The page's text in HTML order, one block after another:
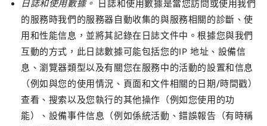
日誌和使用數據。
日誌和使用數據是當您訪問或使用我們
的服務時我們的服務器自動收集的與服務相關的診斷、使
用和性能信息，並將其記錄在日誌文件中。根據您與我們
互動的方式，此日誌數據可能包括您的IP 地址、設備信
息、瀏覽器類型以及有關您在服務中的活動的設置和信息
（例如與您的使用情況、頁面和文件相關的日期/時間戳）
查看、搜索以及您執行的其他操作（例如您使用的功
能）、設備事件信息（例如係統活動、錯誤報告（有時稱